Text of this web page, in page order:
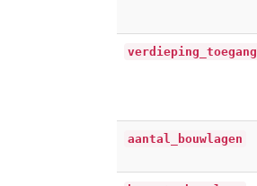
verdieping_toegang
aantal_bouwlagen